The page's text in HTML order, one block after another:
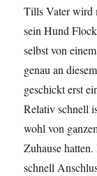
Tills Vater wird
sein Hund
selbst von
genau an
geschickt erst
Relativ schnell
wohl von
Zuhause
schnell